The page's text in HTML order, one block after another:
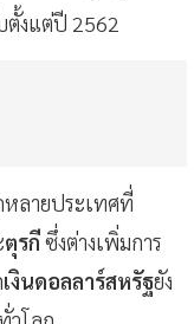
ตั้งแต่ปี 2562
ลายประเทศที่
ตุรกีซึ่งต่างเพิ่มการ
เงินดอลลาร์สหรัฐยัง